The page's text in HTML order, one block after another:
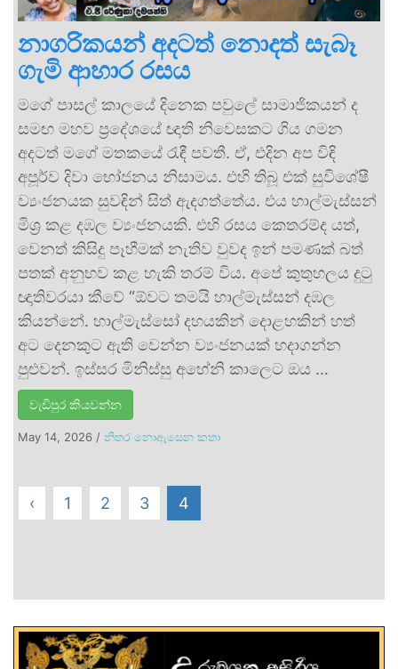
නාගරිකයන් අදටත් නොදත් සැබෑ
ගැමි ආහාර රසය
මගේ පාසල් කාලයේ දිනෙක පවුලේ සාමාජිකයන් ද
සමඟ මහව ප්‍රදේශයේ ඥාති නිවෙසකට ගිය ගමන
අදටත් මගේ මතකයේ රැඳී පවතී. ඒ, එදින අප විඳි
අපූර්ව දිවා භෝජනය නිසාමය. එහි තිබූ එක් සුවිශේෂී
ව්‍යංජනයක සුවඳින් සිත් ඇදගත්තේය. එය හාල්මැස්සන්
මිශ්‍ර කළ දඹල ව්‍යංජනයකි. එහි රසය කෙතරම්ද යත්,
වෙනත් කිසිදු පෑහීමක් නැතිව වුවද ඉන් පමණක් බත්
පතක් අනුභව කළ හැකි තරම් විය. අපේ කුතුහලය දුටු
ඥාතිවරයා කීවේ “ඕවට තමයි හාල්මැස්සන් දඹල
කියන්නේ. හාල්මැස්සෝ දහයකින් දොළහකින් හත්
අට දෙනකුට ඇති වෙන්න ව්‍යංජනයක් හදාගන්න
පුළුවන්. ඉස්සර මිනිස්සු අහේනි කාලෙට ඔය …
වැඩිපුර කියවන්න
May 14, 2026 / නිතර නොඇසෙන කතා
‹ 1 2 3 4